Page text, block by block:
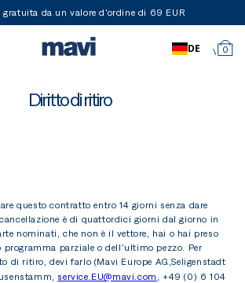
gratuita da un valore d'ordine di 69 EUR
0
DE
Diritto di ritiro
questo contratto entro 14 giorni senza dare
è di quattordici giorni dal giorno in
nominati, che non è il vettore, hai o hai preso
parziale o dell'ultimo pezzo. Per
di ritiro, devi farlo (Mavi Europe AG,Seligenstadt
service.EU@mavi.com
+49 (0) 6 104